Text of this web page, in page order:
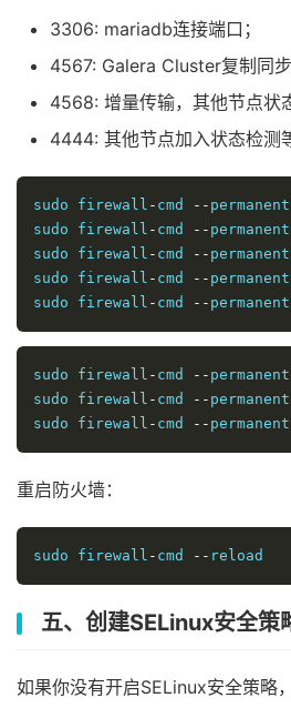
3306: mariadb连接端口；
4567: Galera Cluster复制同步
4568: 增量传输，其他节点状
4444: 其他节点加入状态检测
sudo firewall - cmd -- permanent
sudo firewall - cmd -- permanent
sudo firewall - cmd -- permanent
sudo firewall - cmd -- permanent
sudo firewall - cmd -- permanent
sudo firewall - cmd -- permanent
sudo firewall - cmd -- permanent
sudo firewall - cmd -- permanent
重启防火墙：
sudo firewall - cmd -- reload
五、创建SELinux安全策
如果你没有开启SELinux安全策略